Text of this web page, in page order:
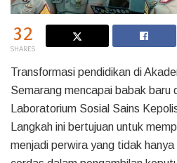
32
SHARES
Transformasi pendidikan di
Semarang mencapai babak baru
Laboratorium Sosial Sains
Langkah ini bertujuan untuk
menjadi perwira yang tidak